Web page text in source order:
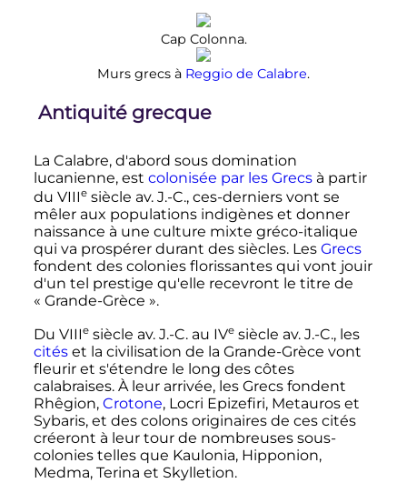
Cap Colonna.
Murs grecs à Reggio de Calabre.
Antiquité grecque
La Calabre, d'abord sous domination
lucanienne, est colonisée par les Grecsà partir
du VIIIe siècle av. J.-C., ces-derniers vont se
mêler aux populations indigènes et donner
naissance à une culture mixte gréco-italique
qui va prospérer durant des siècles. Les Grecs
fondent des colonies florissantes qui vont jouir
d'un tel prestige qu'elle recevront le titre de
« Grande-Grèce ».
Du VIIIe siècle av. J.-C.au IVe siècle av. J.-C., les
citéset la civilisation de la Grande-Grèce vont
fleurir et s'étendre le long des côtes
calabraises. À leur arrivée, les Grecs fondent
Rhêgion, Crotone, Locri Epizefiri, Metauros et
Sybaris, et des colons originaires de ces cités
créeront à leur tour de nombreuses sous-
colonies telles que Kaulonia, Hipponion,
Medma, Terina et Skylletion.